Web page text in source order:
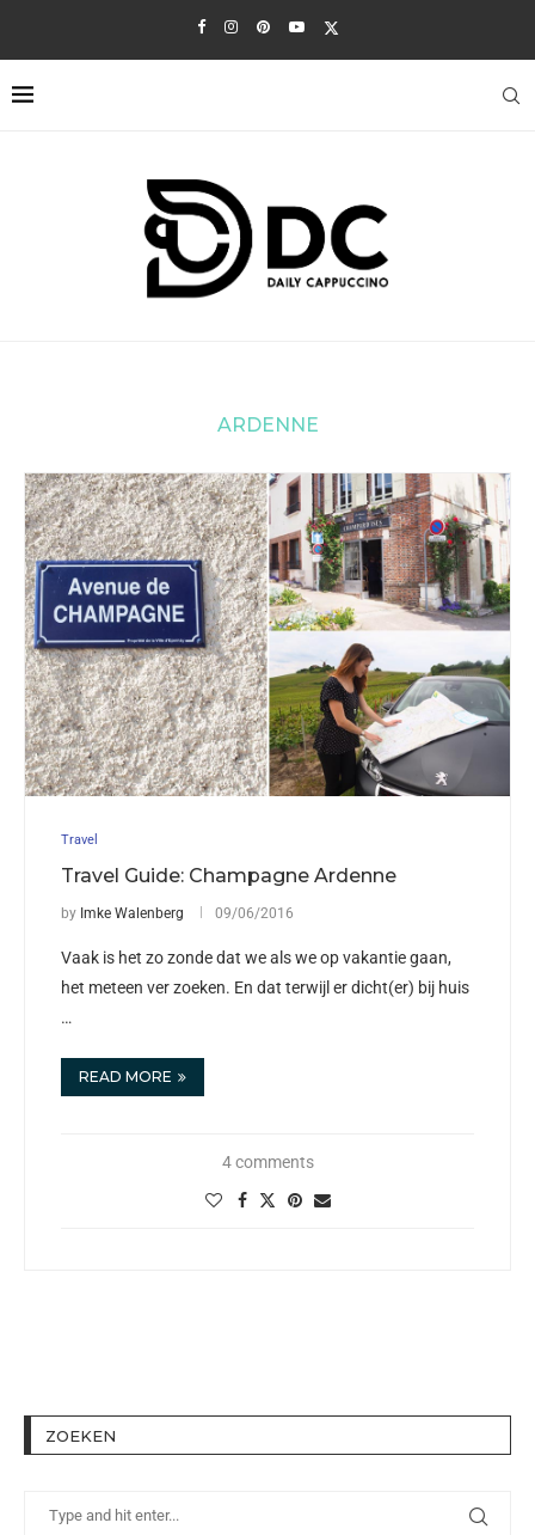
ARDENNE
Travel
Travel Guide: Champagne Ardenne
by Imke Walenberg 09/06/2016
Vaak is het zo zonde dat we als we op vakantie gaan,
het meteen ver zoeken. En dat terwijl er dicht(er) bij huis
…
READ MORE
4 comments
ZOEKEN